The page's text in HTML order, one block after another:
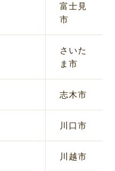
富士見
市
さいた
ま市
志木市
川口市
川越市